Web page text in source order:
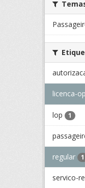
licenca-
lop 1
regular 1
servico-